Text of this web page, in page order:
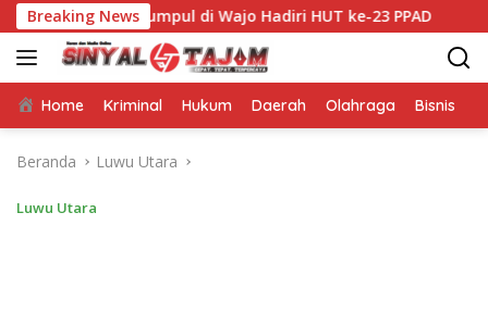
Langsung
ke
konten
Breaking News
Kumpul di Wajo Hadiri HUT ke-23 PPAD Dari
Home Kriminal Hukum Daerah Olahraga Bisnis
Beranda Luwu Utara
Luwu Utara